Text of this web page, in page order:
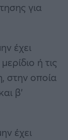
για
έχει
ή τις
στην οποία
β’
έχει